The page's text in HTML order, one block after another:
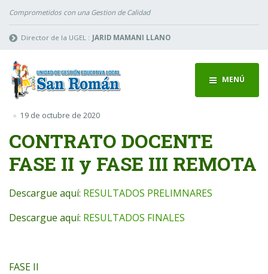
Comprometidos con una Gestion de Calidad
Director de la UGEL : JARID MAMANI LLANO
MENÚ
19 de octubre de 2020
CONTRATO DOCENTE
FASE II y FASE III REMOTA
Descargue aquí: RESULTADOS PRELIMNARES
Descargue aquí: RESULTADOS FINALES
FASE II